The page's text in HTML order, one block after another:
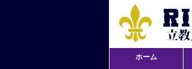
ホーム